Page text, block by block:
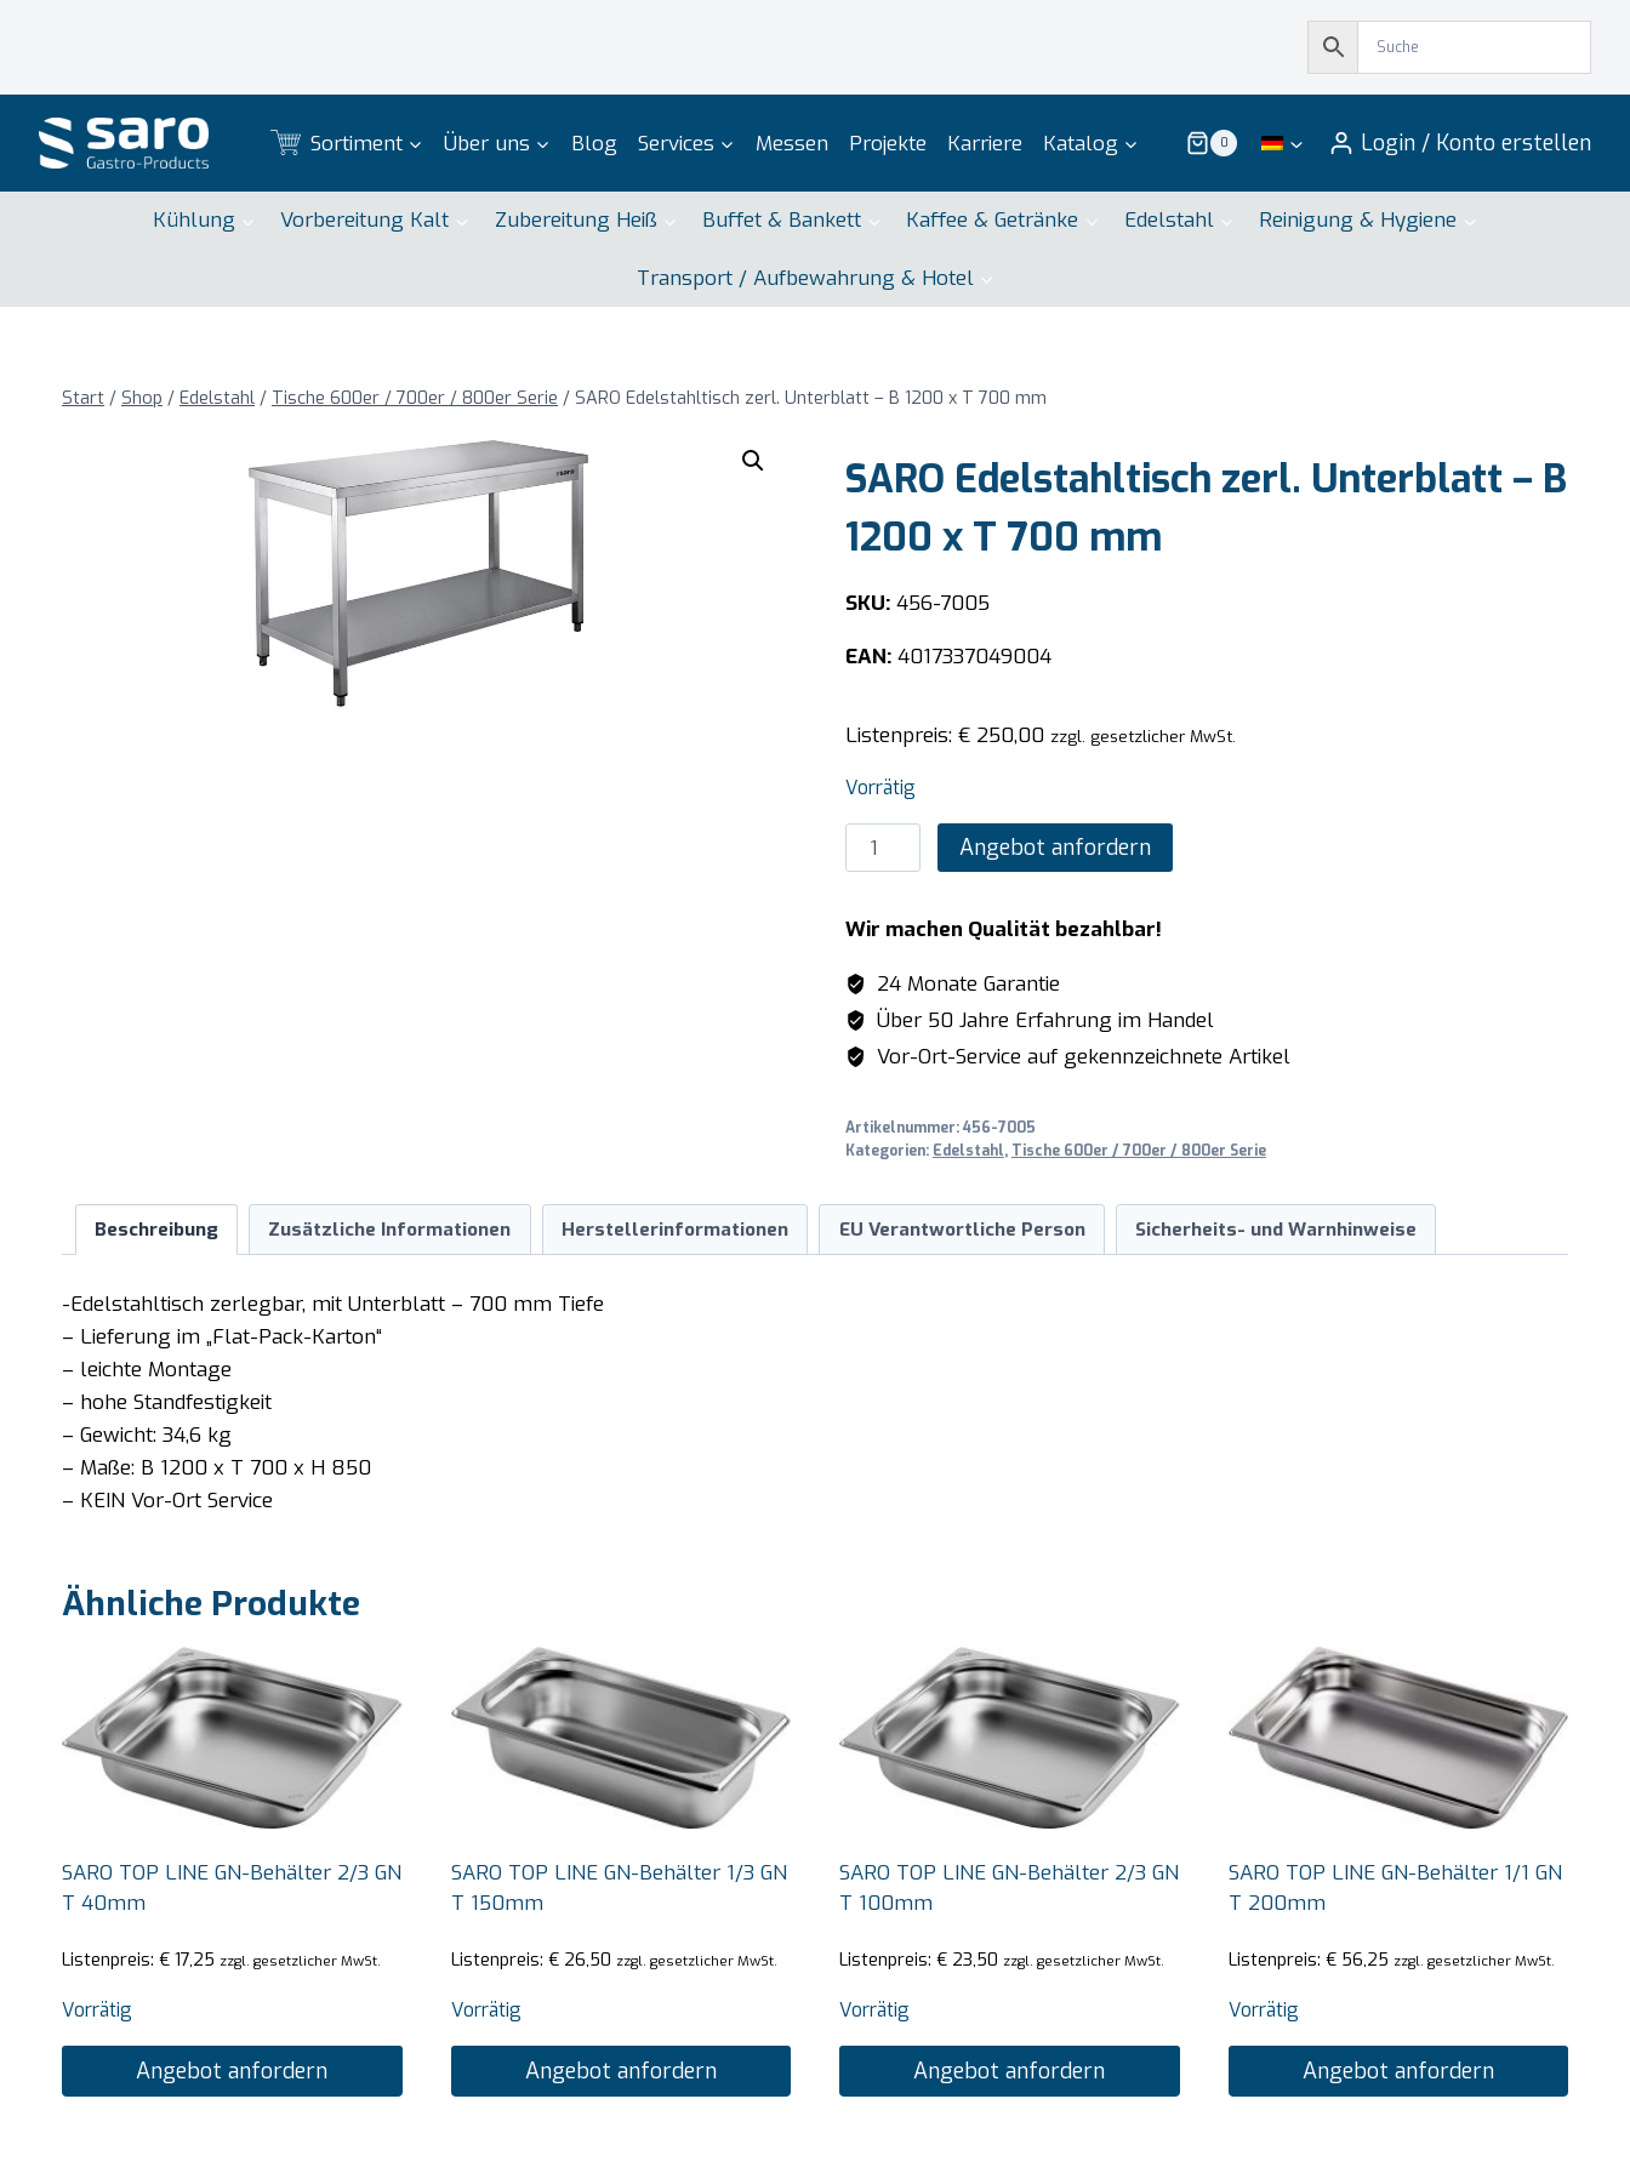
Sortiment Über uns Blog Services Messen Projekte Karriere Katalog 0 Login / Konto erstellen
Kühlung Vorbereitung Kalt Zubereitung Heiß Buffet & Bankett Kaffee & Getränke Edelstahl Reinigung & Hygiene
Transport / Aufbewahrung & Hotel
Start / Shop / Edelstahl / Tische 600er / 700er / 800er Serie / SARO Edelstahltisch zerl. Unterblatt – B 1200 x T 700 mm
SARO Edelstahltisch zerl. Unterblatt – B
1200 x T 700 mm
SKU:456-7005
EAN:4017337049004
Listenpreis: €250,00 zzgl. gesetzlicher MwSt.
Vorrätig
SARO
Edelstahltisch
Unterblatt
-
B
1200
x
700
mm
Menge
Angebot anfordern
Wir machen Qualität bezahlbar!
24 Monate Garantie
Über 50 Jahre Erfahrung im Handel
Vor-Ort-Service auf gekennzeichnete Artikel
Artikelnummer:456-7005
Kategorien: Edelstahl, Tische 600er / 700er / 800er Serie
Beschreibung Zusätzliche Informationen Herstellerinformationen EU Verantwortliche Person Sicherheits- und Warnhinweise
-Edelstahltisch zerlegbar, mit Unterblatt – 700 mm Tiefe
– Lieferung im „Flat-Pack-Karton“
– leichte Montage
– hohe Standfestigkeit
– Gewicht: 34,6 kg
– Maße: B 1200 x T 700 x H 850
– KEIN Vor-Ort Service
Ähnliche Produkte
SARO TOP LINE GN-Behälter 2/3 GN
T 40mm
Listenpreis: € 17,25 zzgl. gesetzlicher MwSt.
Vorrätig
Angebot anfordern
SARO TOP LINE GN-Behälter 1/3 GN
T 150mm
Listenpreis: €26,50 zzgl. gesetzlicher MwSt.
Vorrätig
Angebot anfordern
SARO TOP LINE GN-Behälter 2/3 GN
T 100mm
Listenpreis: € 23,50 zzgl. gesetzlicher MwSt.
Vorrätig
Angebot anfordern
SARO TOP LINE GN-Behälter 1/1 GN
T 200mm
Listenpreis: €56,25 zzgl. gesetzlicher MwSt.
Vorrätig
Angebot anfordern